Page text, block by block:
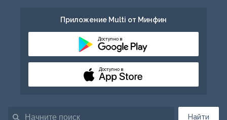
Найти
Приложение Multi от Минфин
Доступно в
Доступно в